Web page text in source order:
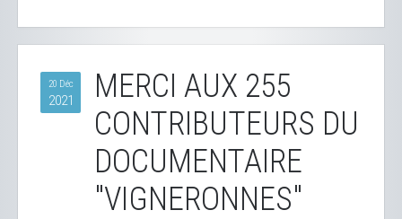
20 Déc
2021
MERCI AUX 255
CONTRIBUTEURS DU
DOCUMENTAIRE
"VIGNERONNES"